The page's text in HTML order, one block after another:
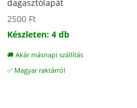
dagasztólapát
2500 Ft
Készleten: 4 db
🚚 Akár másnapi szállítás
✅ Magyar raktárról